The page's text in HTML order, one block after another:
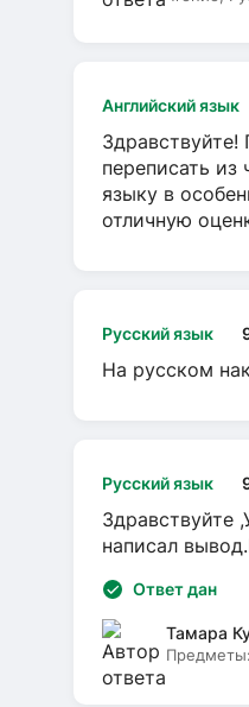
Английский язык
переписать из
языку в
отличную
Русский язык
На русском
Русский язык
Здравствуйте
написал
Ответ дан
Тамара
Предметы: